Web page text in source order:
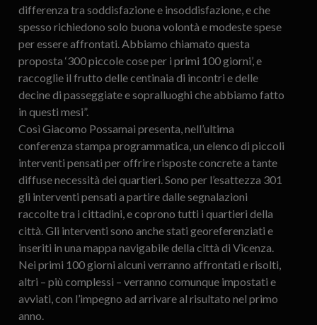
differenza tra soddisfazione e insoddisfazione, e che
spesso richiedono solo buona volontà e modeste spese
per essere affrontati. Abbiamo chiamato questa
proposta ‘300 piccole cose per i primi 100 giorni’, e
raccoglie il frutto delle centinaia di incontri e delle
decine di passeggiate e sopralluoghi che abbiamo fatto
in questi mesi”.
Così Giacomo Possamai presenta, nell’ultima
conferenza stampa programmatica, un elenco di piccoli
interventi pensati per offrire risposte concrete a tante
diffuse necessità dei quartieri. Sono per l’esattezza 301
gli interventi pensati a partire dalle segnalazioni
raccolte tra i cittadini, e coprono tutti i quartieri della
città. Gli interventi sono anche stati georeferenziati e
inseriti in una mappa navigabile della città di Vicenza.
Nei primi 100 giorni alcuni verranno affrontati e risolti,
altri – più complessi – verranno comunque impostati e
avviati, con l’impegno ad arrivare al risultato nel primo
anno.